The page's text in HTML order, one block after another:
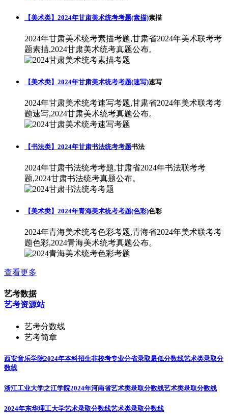
【美术类】2024年甘肃美术统考考题(素描)素描
2024年甘肃美术统考素描考题,甘肃省2024年美术联考考
题素描,2024甘肃美术统考真题公布。
【美术类】2024年甘肃美术统考考题(速写)速写
2024年甘肃美术统考速写考题,甘肃省2024年美术联考考
题速写,2024甘肃美术统考真题公布。
【书法类】2024年甘肃书法统考考题书法
2024年甘肃书法统考考题,甘肃省2024年书法联考考
题,2024甘肃书法统考真题公布。
【美术类】2024年青海美术统考考题(色彩)色彩
2024年青海美术统考色彩考题,青海省2024年美术联考考
题色彩,2024青海美术统考真题公布。
查看更多
艺考数据
艺考资源站
艺考分数线
艺考简章
西安音乐学院2024年本科招生非校考专业分省录取最低分数线艺术类录取分
数线
浙江工业大学之江学院2024年河南省艺术类录取分数线艺术类录取分数线
2024年东华理工大学艺术录取分数线艺术类录取分数线